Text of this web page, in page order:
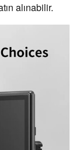
alınabilir.